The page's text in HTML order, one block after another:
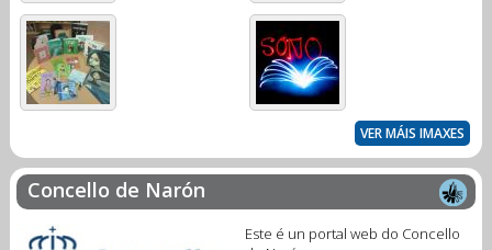
VER MÁIS IMAXES
Concello de Narón
Este é un portal web do Concello